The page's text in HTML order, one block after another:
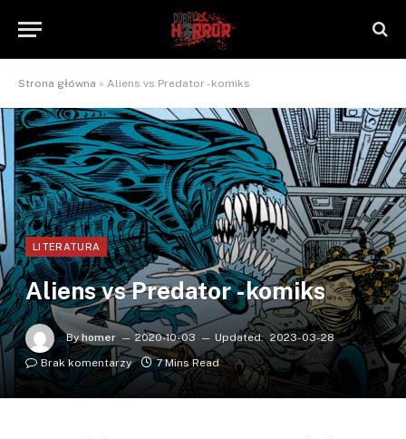
Strona główna » Aliens vs Predator -komiks
LITERATURA
Aliens vs Predator -komiks
By homer 2020-10-03 Updated: 2023-03-28
Brak komentarzy
7 Mins Read